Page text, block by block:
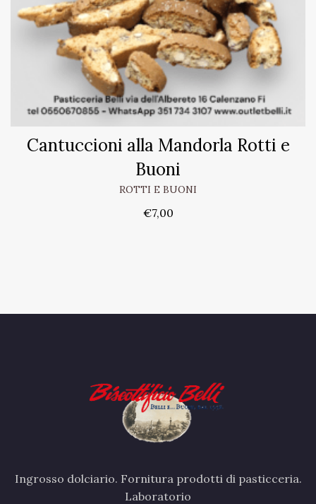
Cantuccioni alla Mandorla Rotti e
Buoni
ROTTI E BUONI
€7,00
Ingrosso dolciario. Fornitura prodotti di pasticceria.
Laboratorio